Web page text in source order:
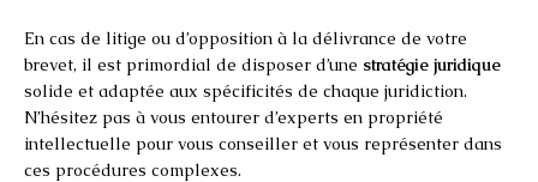
En cas de litige ou d’opposition à la délivrance de votre
brevet, il est primordial de disposer d’une stratégie juridique
solide et adaptée aux spécificités de chaque juridiction.
N’hésitez pas à vous entourer d’experts en propriété
intellectuelle pour vous conseiller et vous représenter dans
ces procédures complexes.